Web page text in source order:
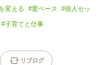
変える #愛ベース #個人セッ
#子育てと仕事
リブログ